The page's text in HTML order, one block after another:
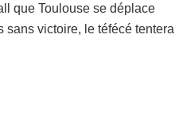
que Toulouse se déplace
sans victoire, le téfécé tentera